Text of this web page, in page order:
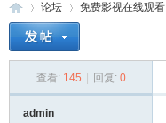
论坛
›
免费影视在线观看
查看: 145 回复: 0
admin